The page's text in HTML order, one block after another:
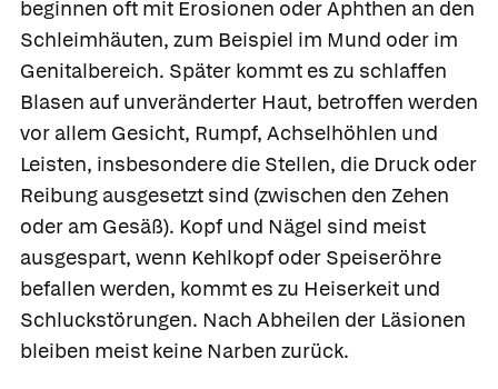
beginnen oft mit Erosionen oder Aphthen an den
Schleimhäuten, zum Beispiel im Mund oder im
Genitalbereich. Später kommt es zu schlaffen
Blasen auf unveränderter Haut, betroffen werden
vor allem Gesicht, Rumpf, Achselhöhlen und
Leisten, insbesondere die Stellen, die Druck oder
Reibung ausgesetzt sind (zwischen den Zehen
oder am Gesäß). Kopf und Nägel sind meist
ausgespart, wenn Kehlkopf oder Speiseröhre
befallen werden, kommt es zu Heiserkeit und
Schluckstörungen. Nach Abheilen der Läsionen
bleiben meist keine Narben zurück.